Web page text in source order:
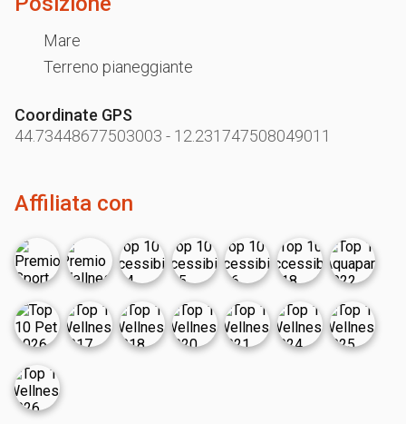
Mare
Terreno pianeggiante
Coordinate GPS
44.73448677503003 - 12.231747508049011
Affiliata con